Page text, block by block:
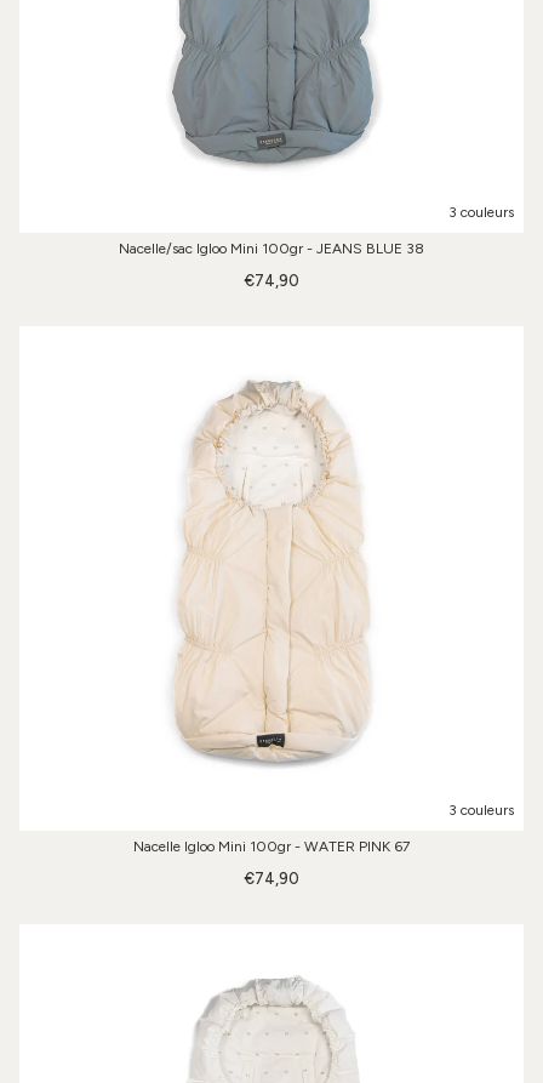
3 couleurs
Nacelle/sac Igloo Mini 100gr - JEANS BLUE 38
€74,90
3 couleurs
Nacelle Igloo Mini 100gr - WATER PINK 67
€74,90